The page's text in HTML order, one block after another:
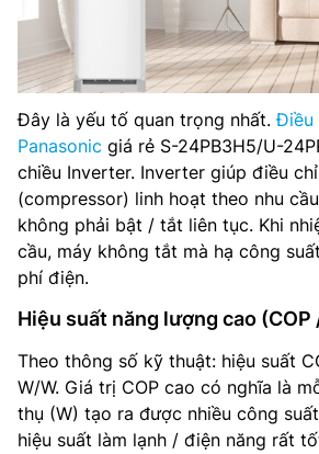
Đây là yếu tố quan trọng nhất.Điều
Panasonic giá rẻ S-24PB3H5/U-
chiều Inverter. Inverter giúp điều
(compressor) linh hoạt theo nhu
không phải bật / tắt liên tục. Khi
cầu, máy không tắt mà hạ công
phí điện.
Hiệu suất năng lượng cao (COP
Theo thông số kỹ thuật: hiệu suất
W/W. Giá trị COP cao có nghĩa là
thụ (W) tạo ra được nhiều công
hiệu suất làm lạnh / điện năng rất